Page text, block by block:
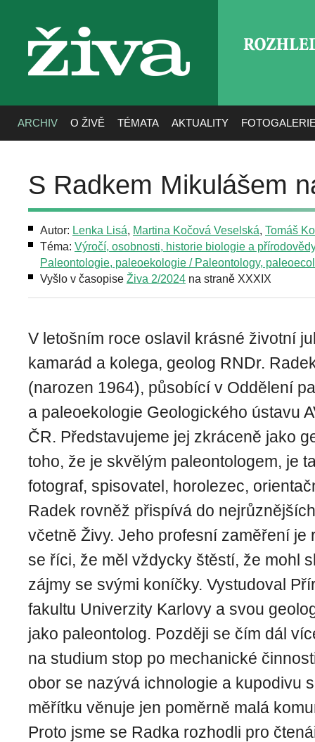
živa
ARCHIV O ŽIVĚ TÉMATA AKTUALITY
S Radkem Mikulášem
Autor: Lenka Lisá, Martina Kočová Veselská, Tomáš
Téma: Výročí, osobnosti, historie biologie a
Paleontologie, paleoekologie / Paleontology,
Vyšlo v časopise Živa 2/2024 na straně XXXIX
V letošním roce oslavil krásné životní
kamarád a kolega, geolog RNDr.
(narozen 1964), působící v Oddělení
a paleoekologie Geologického ústavu
ČR. Představujeme jej zkráceně jako
toho, že je skvělým paleontologem, je
fotograf, spisovatel, horolezec,
Radek rovněž přispívá do
včetně Živy. Jeho profesní zaměření je
se říci, že měl vždycky štěstí, že mohl
zájmy se svými koníčky. Vystudoval
fakultu Univerzity Karlovy a svou
jako paleontolog. Později se čím dál
na studium stop po mechanické
obor se nazývá ichnologie a kupodivu
měřítku věnuje jen poměrně malá
Proto jsme se Radka rozhodli pro